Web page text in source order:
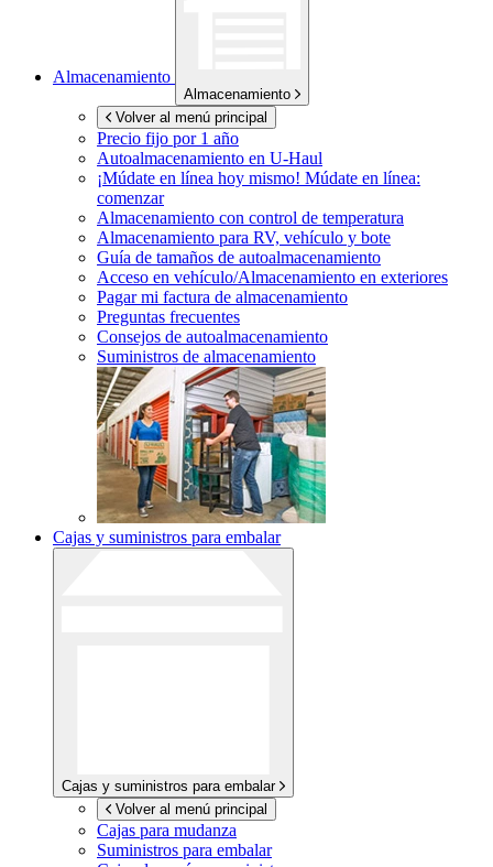
Almacenamiento
Almacenamiento
Volver al menú principal
Precio fijo por 1 año
Autoalmacenamiento en U-Haul
¡Múdate en línea hoy mismo! Múdate en línea:
comenzar
Almacenamiento con control de temperatura
Almacenamiento para RV, vehículo y bote
Guía de tamaños de autoalmacenamiento
Acceso en vehículo/Almacenamiento en exteriores
Pagar mi factura de almacenamiento
Preguntas frecuentes
Consejos de autoalmacenamiento
Suministros de almacenamiento
Cajas y suministros para embalar
Cajas y suministros para embalar
Volver al menú principal
Cajas para mudanza
Suministros para embalar